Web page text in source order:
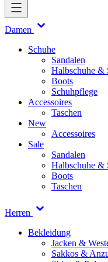
Damen
Schuhe
Sandalen
Halbschuhe &
Boots
Schuhpflege
Accessoires
Taschen
New
Accessoires
Sale
Sandalen
Halbschuhe &
Boots
Taschen
Herren
Bekleidung
Jacken &
Sakkos &